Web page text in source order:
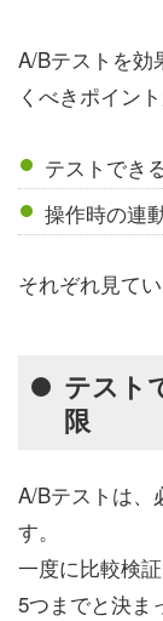
A/Bテストを効
くべきポイン
テストでき
操作時の連
それぞれ見てい
テスト
限
A/Bテストは、
す。
一度に比較検
5つまでと決ま